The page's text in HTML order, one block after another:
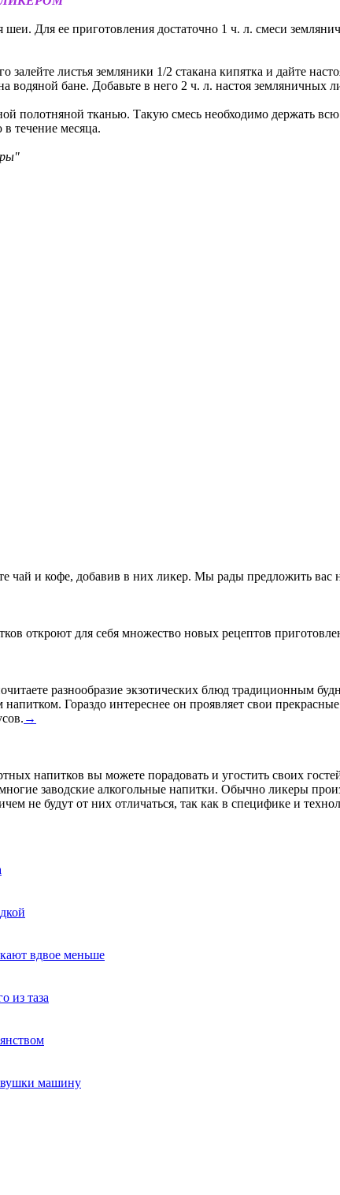
шеи. Для ее приготовления достаточно 1 ч. л. смеси
залейте листья земляники 1/2 стакана кипятка и дайте
водяной бане. Добавьте в него 2 ч. л. настоя земляничных
полотняной тканью. Такую смесь необходимо держать
течение месяца.
чай и кофе, добавив в них ликер. Мы рады предложить вас
откроют для себя множество новых рецептов
разнообразие экзотических блюд традиционным
Гораздо интереснее он проявляет свои
→
напитков вы можете порадовать и угостить своих
заводские алкогольные напитки. Обычно ликеры
не будут от них отличаться, так как в специфике и
вдвое меньше
из таза
машину